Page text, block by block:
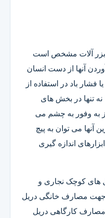
ابزر آلات مشخص است
آنها از دست انسان
فشار باد در استفاده از
نه تنها در بخش های
به وفور به چشم می
آنها می توان به پیچ
اندازه گیری
های کوچک نجاری و
مصارف خانگی دریل
کارگاهی دریل